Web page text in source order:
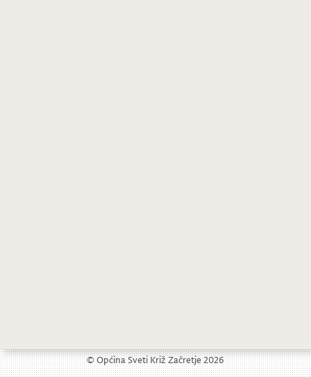
© Općina Sveti Križ Začretje 2026